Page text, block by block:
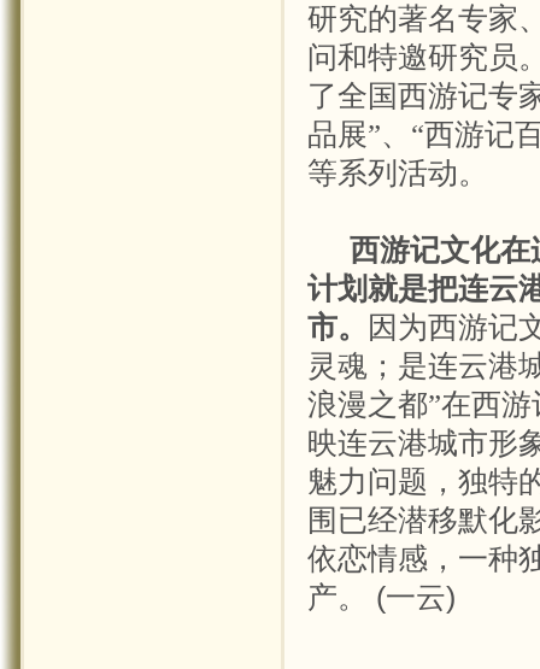
研究的著名专家
问和特邀研究员
了全国西游记专
品展”、“西游记
等系列活动。
西游记文化
计划就是把连云
市。
因为西游记
灵魂；是连云港
浪漫之都”在西
映连云港城市形
魅力问题，独特
围已经潜移默化
依恋情感，一种
产。
(一云)